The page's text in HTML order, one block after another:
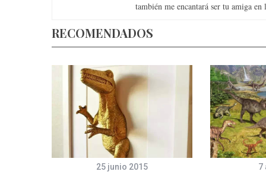
también me encantará ser tu amiga en
RECOMENDADOS
25 junio 2015 7